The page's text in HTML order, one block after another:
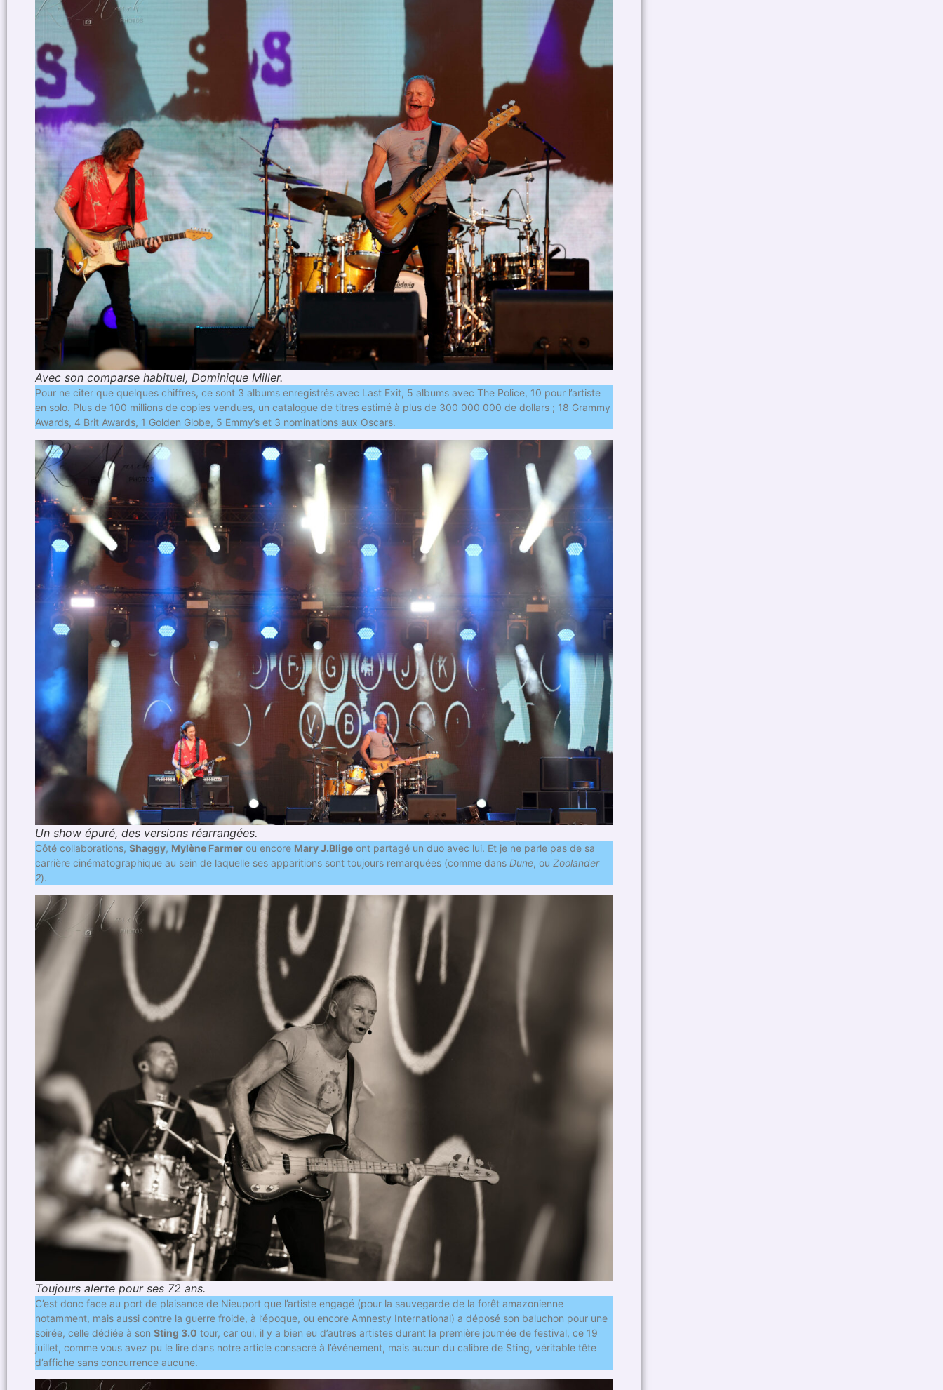
Avec son comparse habituel, Dominique Miller.
Pour ne citer que quelques chiffres, ce sont 3 albums enregistrés avec Last Exit, 5 albums avec The Police, 10 pour l’artiste
en solo. Plus de 100 millions de copies vendues, un catalogue de titres estimé à plus de 300 000 000 de dollars ; 18 Grammy
Awards, 4 Brit Awards, 1 Golden Globe, 5 Emmy’s et 3 nominations aux Oscars.
Un show épuré, des versions réarrangées.
Côté collaborations, Shaggy, Mylène Farmer ou encore Mary J.Blige ont partagé un duo avec lui. Et je ne parle pas de sa
carrière cinématographique au sein de laquelle ses apparitions sont toujours remarquées (comme dans Dune, ou Zoolander
2).
Toujours alerte pour ses 72 ans.
C’est donc face au port de plaisance de Nieuport que l’artiste engagé (pour la sauvegarde de la forêt amazonienne
notamment, mais aussi contre la guerre froide, à l’époque, ou encore Amnesty International) a déposé son baluchon pour une
soirée, celle dédiée à son Sting 3.0 tour, car oui, il y a bien eu d’autres artistes durant la première journée de festival, ce 19
juillet, comme vous avez pu le lire dans notre article consacré à l’événement, mais aucun du calibre de Sting, véritable tête
d’affiche sans concurrence aucune.